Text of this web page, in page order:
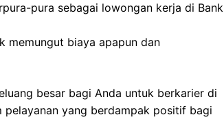
pura sebagai lowongan kerja di Bank
memungut biaya apapun dan
besar bagi Anda untuk berkarier di
yang berdampak positif bagi